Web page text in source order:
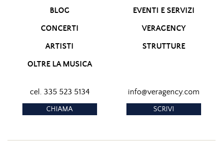
BLOG
CONCERTI
ARTISTI
OLTRE LA MUSICA
EVENTI E SERVIZI
VERAGENCY
STRUTTURE
cel. 335 523 5134
CHIAMA
info@veragency.com
SCRIVI